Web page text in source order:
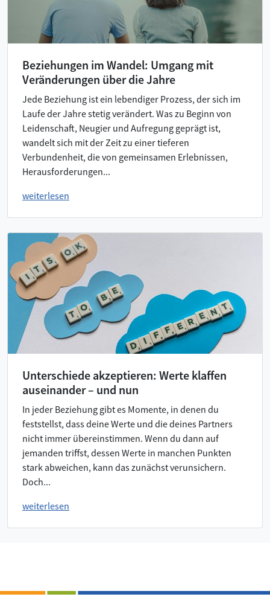
Beziehungen im Wandel: Umgang mit
Veränderungen über die Jahre
Jede Beziehung ist ein lebendiger Prozess, der sich im
Laufe der Jahre stetig verändert. Was zu Beginn von
Leidenschaft, Neugier und Aufregung geprägt ist,
wandelt sich mit der Zeit zu einer tieferen
Verbundenheit, die von gemeinsamen Erlebnissen,
Herausforderungen...
weiterlesen
Unterschiede akzeptieren: Werte klaffen
auseinander – und nun
In jeder Beziehung gibt es Momente, in denen du
feststellst, dass deine Werte und die deines Partners
nicht immer übereinstimmen. Wenn du dann auf
jemanden triffst, dessen Werte in manchen Punkten
stark abweichen, kann das zunächst verunsichern.
Doch...
weiterlesen